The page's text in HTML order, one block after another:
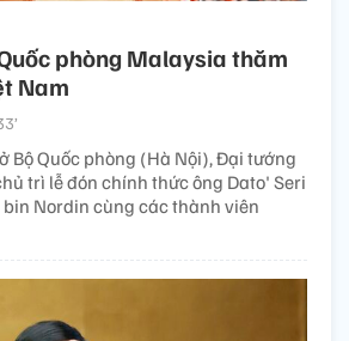
phòng Malaysia thăm
Nam
Bộ Quốc phòng (Hà Nội), Đại tướng
trì lễ đón chính thức ông Dato' Seri
Nordin cùng các thành viên